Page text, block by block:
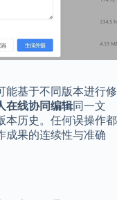
能基于不同版本进行修
在线协同编辑同一文
本历史。任何误操作都
成果的连续性与准确